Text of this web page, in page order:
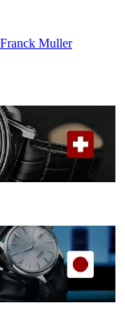
Muller